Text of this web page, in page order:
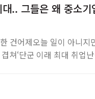
.. 그들은 왜 중소기
건어제오늘 일이 아니지
쳐‘단군 이래 최대 취업난
가지 않는 곳이 있습니다.